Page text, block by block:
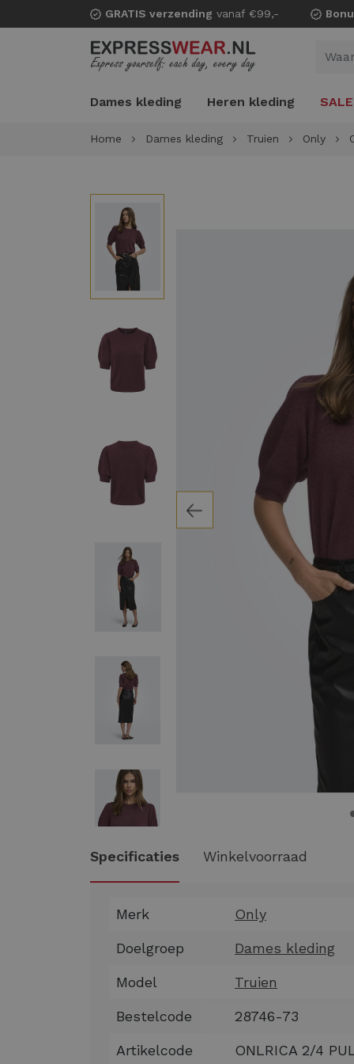
GRATIS verzending vanaf €99,-
Dames kleding Heren kleding SALE
Home Dames kleding Truien Only
Specificaties Winkelvoorraad
Merk Only
Doelgroep Dames kleding
Model Truien
Bestelcode 28746-73
Artikelcode ONLRICA 2/4